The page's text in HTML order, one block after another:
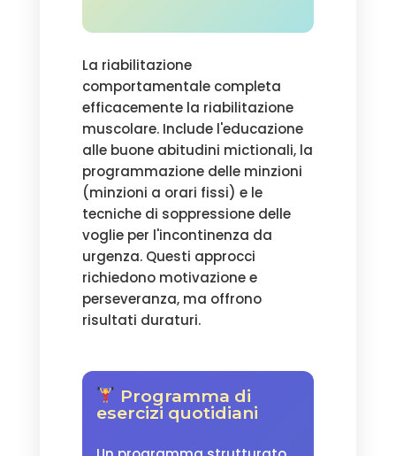
La riabilitazione
comportamentale completa
efficacemente la riabilitazione
muscolare. Include l'educazione
alle buone abitudini mictionali, la
programmazione delle minzioni
(minzioni a orari fissi) e le
tecniche di soppressione delle
voglie per l'incontinenza da
urgenza. Questi approcci
richiedono motivazione e
perseveranza, ma offrono
risultati duraturi.
Programma di
esercizi quotidiani